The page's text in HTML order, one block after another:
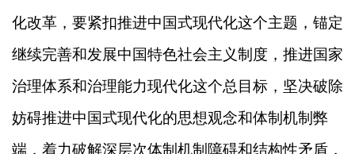
化改革，要紧扣推进中国式现代化这个主题，锚定
继续完善和发展中国特色社会主义制度，推进国家
治理体系和治理能力现代化这个总目标，坚决破除
妨碍推进中国式现代化的思想观念和体制机制弊
端，着力破解深层次体制机制障碍和结构性矛盾，